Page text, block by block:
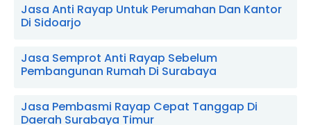
Jasa Anti Rayap Untuk Perumahan Dan Kantor
Di Sidoarjo
Jasa Semprot Anti Rayap Sebelum
Pembangunan Rumah Di Surabaya
Jasa Pembasmi Rayap Cepat Tanggap Di
Daerah Surabaya Timur